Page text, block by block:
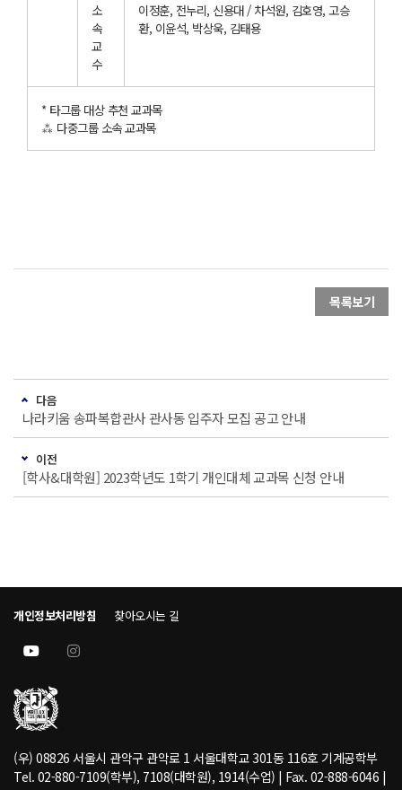
소
속
교
수
이정훈, 전누리, 신용대 / 차석원, 김호영, 고승
환, 이윤석, 박상욱, 김태용
* 타그룹 대상 추천 교과목
⁂ 다중그룹 소속 교과목
목록보기
다음
나라키움 송파복합관사 관사동 입주자 모집 공고 안내
이전
[학사&대학원] 2023학년도 1학기 개인대체 교과목 신청 안내
개인정보처리방침 찾아오시는 길
(우) 08826 서울시 관악구 관악로 1 서울대학교 301동 116호 기계공학부
Tel. 02-880-7109(학부), 7108(대학원), 1914(수업) | Fax. 02-888-6046 |